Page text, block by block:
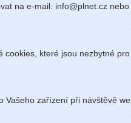
na e-mail: info@plnet.cz
které jsou nezbytné
zařízení při návštěvě